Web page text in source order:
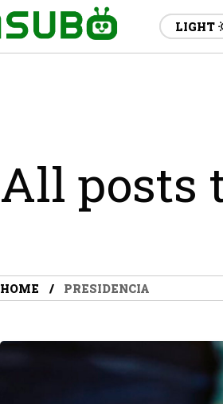
LIGHT
All posts
HOME PRESIDENCIA